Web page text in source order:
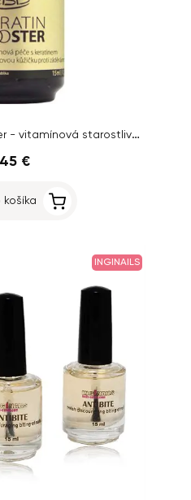
Cuticle - Keratin Booster - vitamínová starostlivosť o nechtovú kožičku, 15ml
€
INGINAILS